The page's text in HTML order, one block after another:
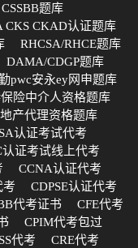
题库
CKS CKAD认证题库
RHCSA/RHCE题库
DAMA/CDGP题库
pwc安永ey网申题库
险中介人资格题库
产代理资格题库
认证考试代考
认证考试线上代考
CCNA认证代考
考
CDPSE认证代考
代考证书
CFE代考
CPIM代考包过
代考
CRE代考